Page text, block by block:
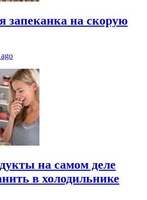
запеканка на скорую
на самом деле
в холодильнике